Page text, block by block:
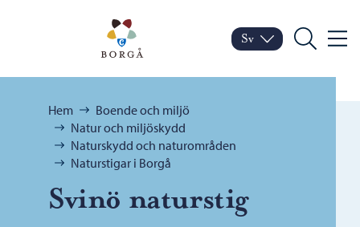
Porvoo – Gå till
Byt språk
Nuvarande språk:
Sv
Sök Meny
Bläddra:
Hem
Boende och miljö
Natur och miljöskydd
Naturskydd och naturområden
Naturstigar i Borgå
Svinö naturstig